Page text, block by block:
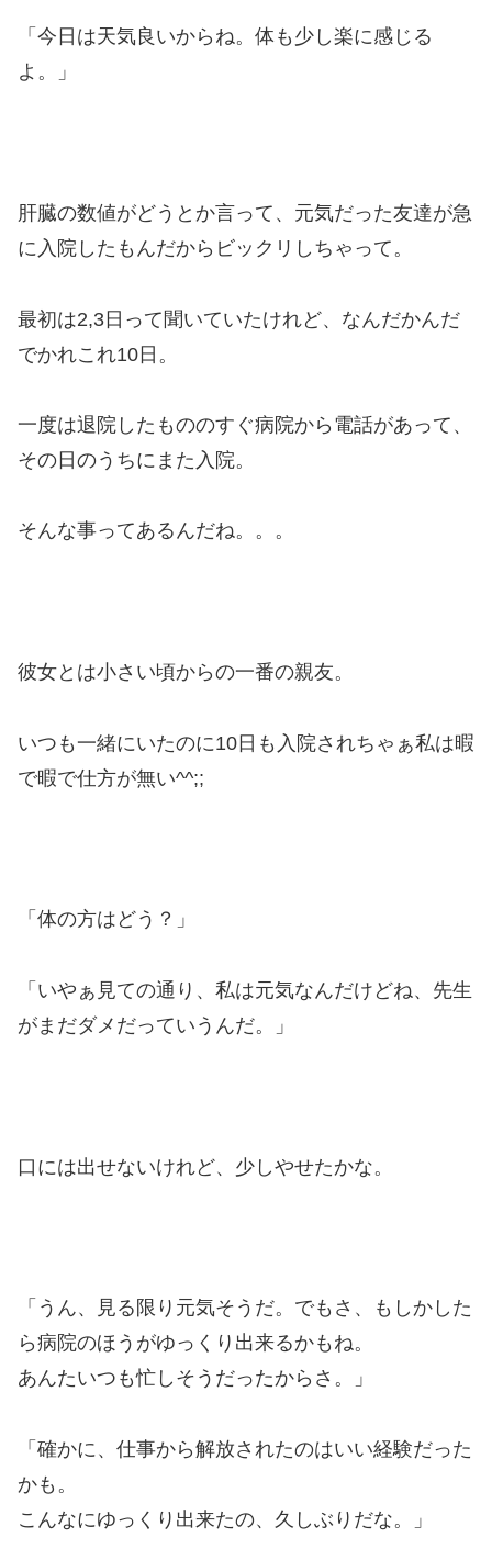
「今日は天気良いからね。体も少し楽に感じる
よ。」
肝臓の数値がどうとか言って、元気だった友達が急
に入院したもんだからビックリしちゃって。
最初は2,3日って聞いていたけれど、なんだかんだ
でかれこれ10日。
一度は退院したもののすぐ病院から電話があって、
その日のうちにまた入院。
そんな事ってあるんだね。。。
彼女とは小さい頃からの一番の親友。
いつも一緒にいたのに10日も入院されちゃぁ私は暇
で暇で仕方が無い^^;;
「体の方はどう？」
「いやぁ見ての通り、私は元気なんだけどね、先生
がまだダメだっていうんだ。」
口には出せないけれど、少しやせたかな。
「うん、見る限り元気そうだ。でもさ、もしかした
ら病院のほうがゆっくり出来るかもね。
あんたいつも忙しそうだったからさ。」
「確かに、仕事から解放されたのはいい経験だった
かも。
こんなにゆっくり出来たの、久しぶりだな。」